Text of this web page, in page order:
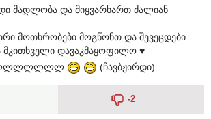
მადლობა და მიყვარხართ ძალიან
მოთხრობები მოგწონთ და შევეცდები
დავაკმაყოფილო ♥
(ჩავბჟირდი)
-2